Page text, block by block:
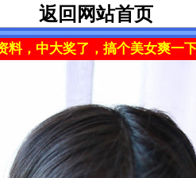
返回网站首页
料，中大奖了，搞个美女爽一下